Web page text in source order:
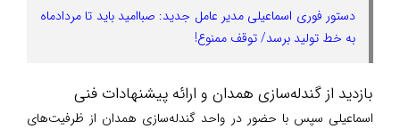
دستور فوری اسماعیلی مدیر عامل جدید: صباامید باید تا مردادماه
به خط تولید برسد/ توقف ممنوع!
بازدید از گندله‌سازی همدان و ارائه پیشنهادات فنی
اسماعیلی سپس با حضور در واحد گندله‌سازی همدان از ظرفیت‌های